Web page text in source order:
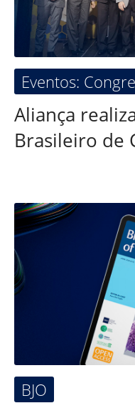
Eventos:
Aliança
Brasileiro de
BJO